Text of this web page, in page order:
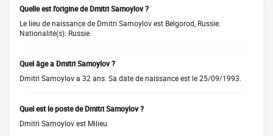
Quelle est l'origine de Dmitri Samoylov ?
Le lieu de naissance de Dmitri Samoylov est Belgorod, Russie.
Nationalité(s): Russie.
Quel âge a Dmitri Samoylov ?
Dmitri Samoylov a 32 ans. Sa date de naissance est le 25/09/1993.
Quel est le poste de Dmitri Samoylov ?
Dmitri Samoylov est Milieu.